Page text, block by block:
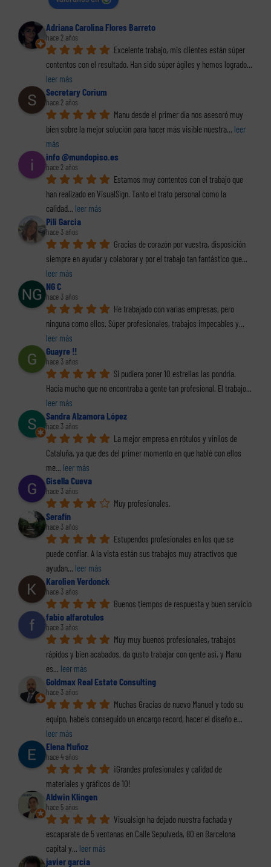
Adriana Carolina Flores Barreto
hace 2 años
Excelente trabajo, mis clientes están súper
contentos con el resultado. Han sido súper ágiles y hemos logrado
leer más
Secretary Corium
hace 2 años
Manu desde el primer día nos asesoró muy
bien sobre la mejor solución para hacer más visible nuestra... leer
más
info @mundopiso.es
hace 2 años
Estamos muy contentos con el trabajo que
han realizado en VisualSign. Tanto el trato personal como la
calidad... leer más
Pili Garcia
hace 3 años
Gracias de corazón por vuestra, disposición
siempre en ayudar y colaborar y por el trabajo tan fantástico que
leer más
NG C
hace 3 años
He trabajado con varias empresas, pero
ninguna como ellos. Súper profesionales, trabajos impecables y
leer más
Guayre !!
hace 3 años
Si pudiera poner 10 estrellas las pondría.
Hacía mucho que no encontraba a gente tan profesional. El trabajo
leer más
Sandra Alzamora López
hace 3 años
La mejor empresa en rótulos y vinilos de
Cataluña, ya que des del primer momento en que hablé con ellos
me... leer más
Gisella Cueva
hace 3 años
Muy profesionales.
Serafín
hace 3 años
Estupendos profesionales en los que se
puede confiar. A la vista están sus trabajos muy atractivos que
ayudan... leer más
Karolien Verdonck
hace 3 años
Buenos tiempos de respuesta y buen servicio
fabio alfarotulos
hace 3 años
Muy muy buenos profesionales, trabajos
rápidos y bien acabados, da gusto trabajar con gente así, y Manu
es... leer más
Goldmax Real Estate Consulting
hace 3 años
Muchas Gracias de nuevo Manuel y todo su
equipo, habeis conseguido un encargo record, hacer el diseño e
leer más
Elena Muñoz
hace 4 años
¡Grandes profesionales y calidad de
materiales y gráficos de 10!
Aldwin Klingen
hace 5 años
Visualsign ha dejado nuestra fachada y
escaparate de 5 ventanas en Calle Sepulveda, 80 en Barcelona
capital y... leer más
javier garcia